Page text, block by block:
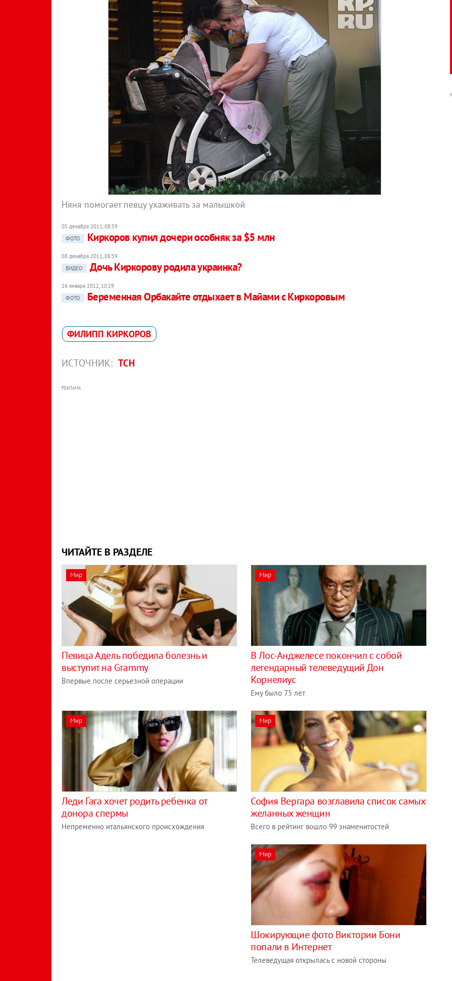
Няня помогает певцу ухаживать за малышкой
05 декабря 2011, 08:59
ФОТО
Киркоров купил дочери особняк за $5 млн
08 декабря 2011, 08:59
ВИДЕО
Дочь Киркорову родила украинка?
16 января 2012, 10:29
ФОТО
Беременная Орбакайте отдыхает в Майами с Киркоровым
ФИЛИПП КИРКОРОВ
ИСТОЧНИК: ТСН
РЕКЛАМА
ЧИТАЙТЕ В РАЗДЕЛЕ
Мир
Певица Адель победила болезнь и
выступит на Grammy
Впервые после серьезной операции
Мир
В Лос-Анджелесе покончил с собой
легендарный телеведущий Дон
Корнелиус
Ему было 75 лет
Мир
Леди Гага хочет родить ребенка от
донора спермы
Непременно итальянского происхождения
Мир
София Вергара возглавила список самых
желанных женщин
Всего в рейтинг вошло 99 знаменитостей
Мир
Шокирующие фото Виктории Бони
попали в Интернет
Телеведущая открылась с новой стороны